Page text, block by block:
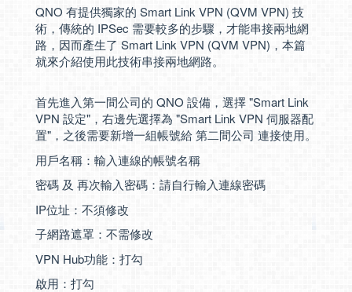
QNO 有提供獨家的 Smart Link VPN (QVM VPN) 技
術，傳統的 IPSec 需要較多的步驟，才能串接兩地網
路，因而產生了 Smart Link VPN (QVM VPN)，本篇
就來介紹使用此技術串接兩地網路。
首先進入第一間公司的 QNO 設備，選擇 "Smart Link
VPN 設定"，右邊先選擇為 "Smart Link VPN 伺服器配
置"，之後需要新增一組帳號給 第二間公司 連接使用。
用戶名稱：輸入連線的帳號名稱
密碼 及 再次輸入密碼：請自行輸入連線密碼
IP位址：不須修改
子網路遮罩：不需修改
VPN Hub功能：打勾
啟用：打勾